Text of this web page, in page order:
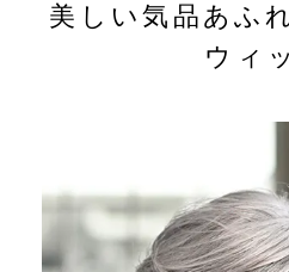
美しい気品あふ
ウィ